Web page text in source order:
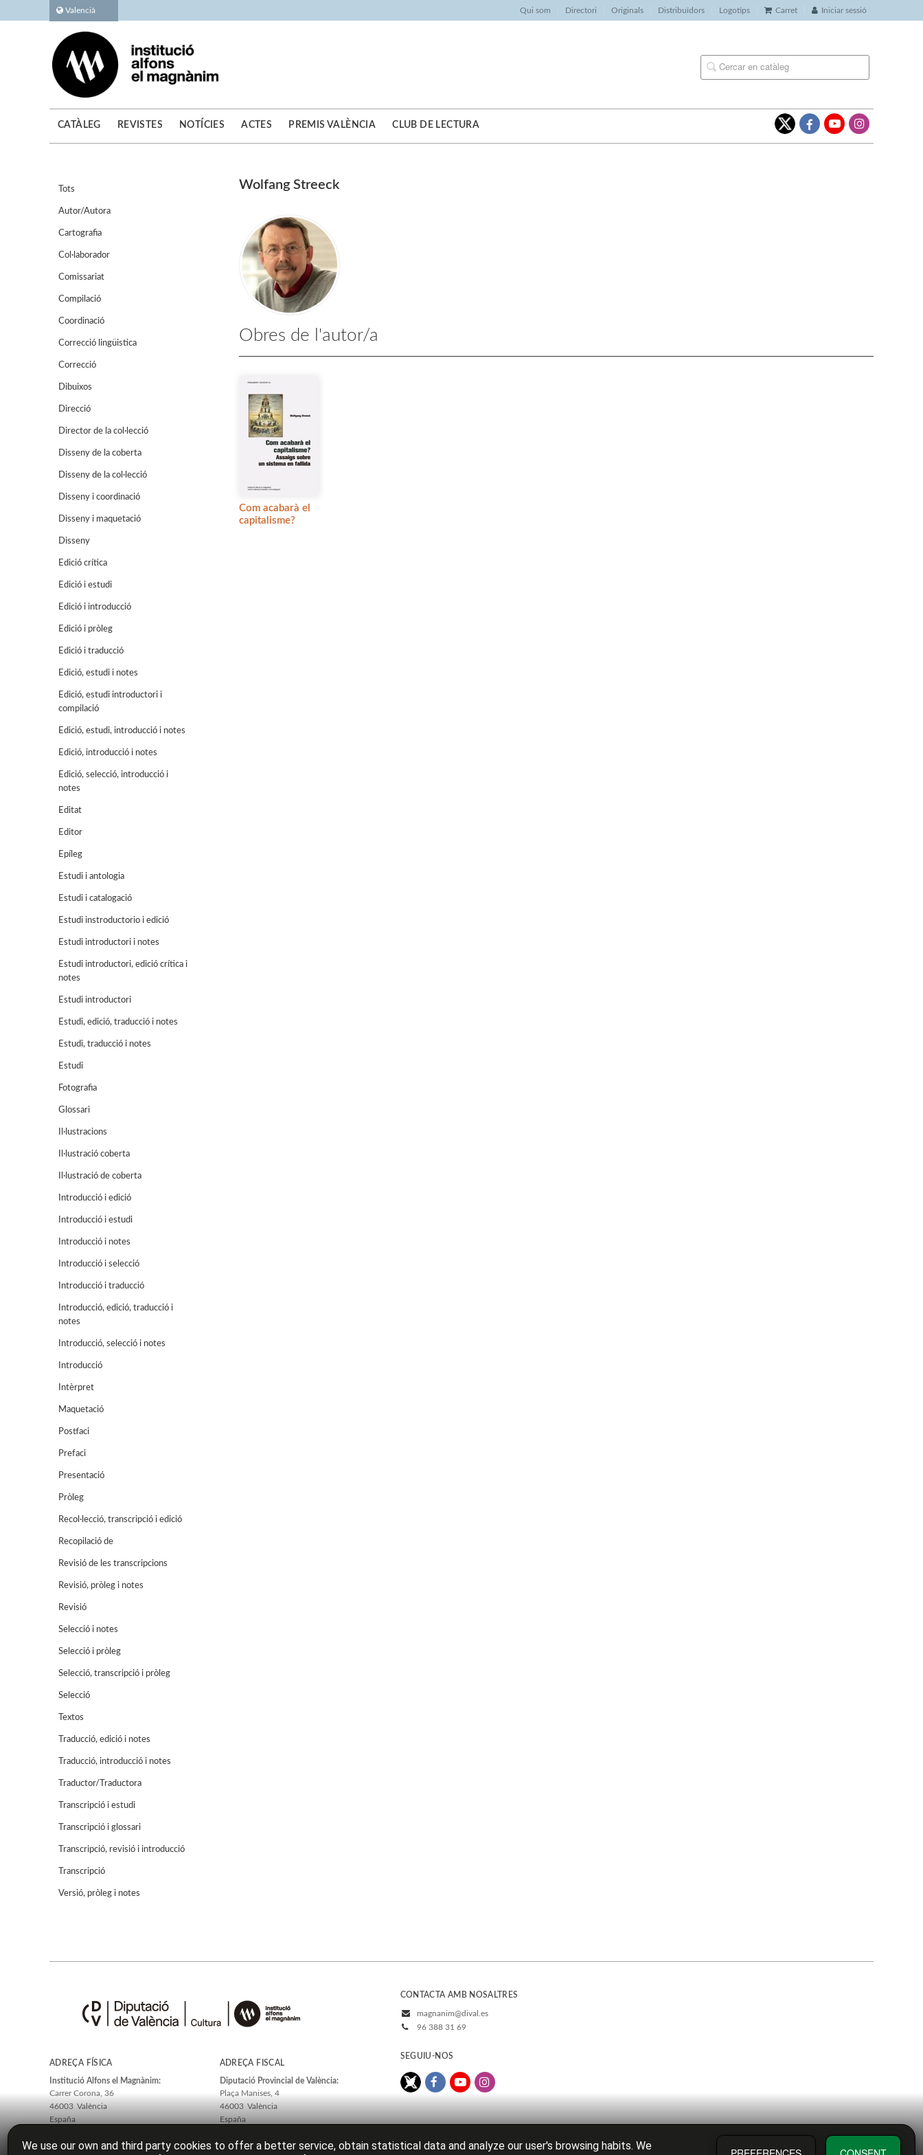
Valencià Qui som Directori Originals Distribuïdors Logotips Carret Iniciar sessió
CATÀLEG REVISTES NOTÍCIES ACTES PREMIS VALÈNCIA CLUB DE LECTURA
Tots
Autor/Autora
Cartografia
Col·laborador
Comissariat
Compilació
Coordinació
Correcció lingüistica
Correcció
Dibuixos
Direcció
Director de la col·lecció
Disseny de la coberta
Disseny de la col·lecció
Disseny i coordinació
Disseny i maquetació
Disseny
Edició crítica
Edició i estudi
Edició i introducció
Edició i pròleg
Edició i traducció
Edició, estudi i notes
Edició, estudi introductori i
compilació
Edició, estudi, introducció i notes
Edició, introducció i notes
Edició, selecció, introducció i
notes
Editat
Editor
Epíleg
Estudi i antologia
Estudi i catalogació
Estudi instroductorio i edició
Estudi introductori i notes
Estudi introductori, edició crítica i
notes
Estudi introductori
Estudi, edició, traducció i notes
Estudi, traducció i notes
Estudi
Fotografia
Glossari
Il·lustracions
Il·lustració coberta
Il·lustració de coberta
Introducció i edició
Introducció i estudi
Introducció i notes
Introducció i selecció
Introducció i traducció
Introducció, edició, traducció i
notes
Introducció, selecció i notes
Introducció
Intèrpret
Maquetació
Postfaci
Prefaci
Presentació
Pròleg
Recol·lecció, transcripció i edició
Recopilació de
Revisió de les transcripcions
Revisió, pròleg i notes
Revisió
Selecció i notes
Selecció i pròleg
Selecció, transcripció i pròleg
Selecció
Textos
Traducció, edició i notes
Traducció, introducció i notes
Traductor/Traductora
Transcripció i estudi
Transcripció i glossari
Transcripció, revisió i introducció
Transcripció
Versió, pròleg i notes
Wolfang Streeck
Obres de l'autor/a
Com acabarà el
capitalisme?
ADREÇA FÍSICA
Institució Alfons el Magnànim:
Carrer Corona, 36
46003 València
España
ADREÇA FISCAL
Diputació Provincial de València:
Plaça Manises, 4
46003 València
España
CONTACTA AMB NOSALTRES
magnanim@dival.es
96 388 31 69
SEGUIU-NOS
We use our own and third party cookies to offer a better service, obtain statistical data and analyze our user's browsing habits. We